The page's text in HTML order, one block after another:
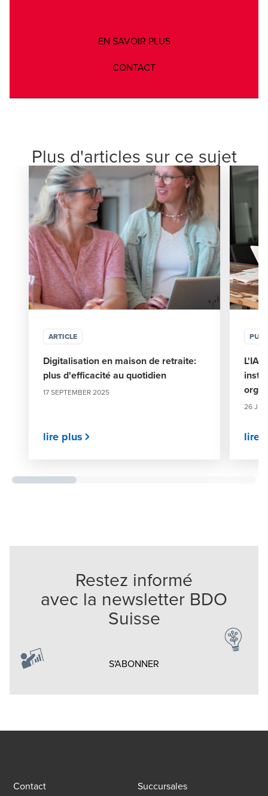
EN SAVOIR PLUSOpens in a new
CONTACTOpens in a new window/
Plus d'articles sur ce sujet
ARTICLE
Digitalisation en maison de retraite:
plus d'efficacité au quotidien
17 SEPTEMBER 2025
lire plus
L'IA
26
lire
Restez informé
avec la newsletter BDO
Suisse
S'ABONNER
Contact Succursales